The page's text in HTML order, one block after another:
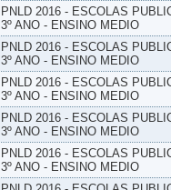
PNLD 2016 - ESCOLAS
3º ANO - ENSINO MEDIO
PNLD 2016 - ESCOLAS
3º ANO - ENSINO MEDIO
PNLD 2016 - ESCOLAS
3º ANO - ENSINO MEDIO
PNLD 2016 - ESCOLAS
3º ANO - ENSINO MEDIO
PNLD 2016 - ESCOLAS
3º ANO - ENSINO MEDIO